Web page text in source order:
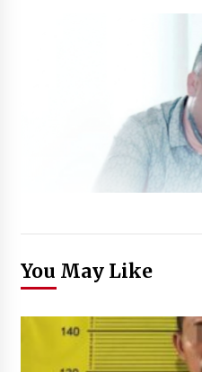
You May Like